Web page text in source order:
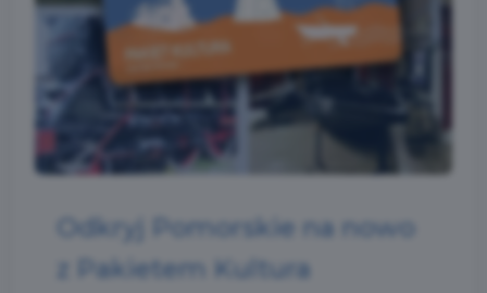
Odkryj Pomorskie na nowo
z Pakietem Kultura